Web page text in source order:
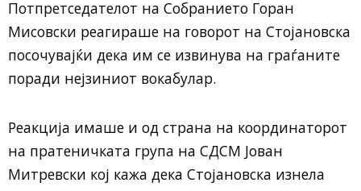
Потпретседателот на Собранието Горан
Мисовски реагираше на говорот на Стојановска
посочувајќи дека им се извинува на граѓаните
поради нејзиниот вокабулар.
Реакција имаше и од страна на координаторот
на пратеничката група на СДСМ Јован
Митревски кој кажа дека Стојановска изнела